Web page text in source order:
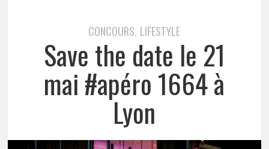
CONCOURS, LIFESTYLE
Save the date le 21
mai #apéro 1664 à
Lyon